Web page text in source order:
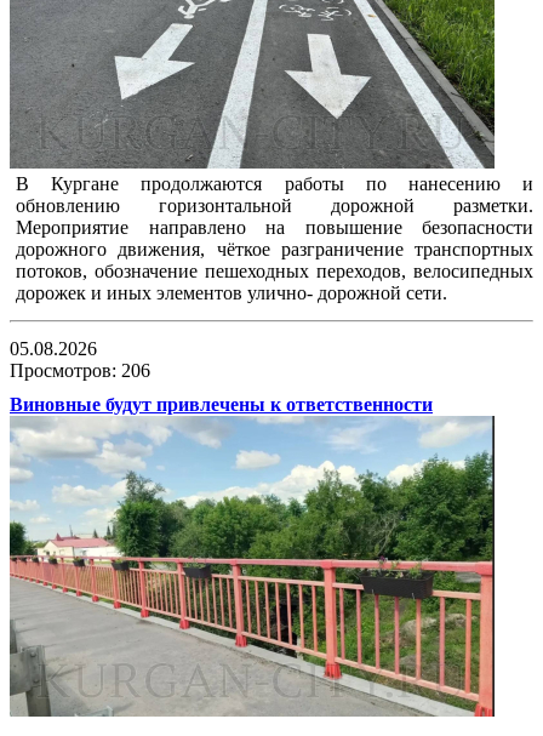
В Кургане продолжаются работы по нанесению и
обновлению горизонтальной дорожной разметки.
Мероприятие направлено на повышение безопасности
дорожного движения, чёткое разграничение транспортных
потоков, обозначение пешеходных переходов, велосипедных
дорожек и иных элементов улично- дорожной сети.
05.08.2026
Просмотров: 206
Виновные будут привлечены к ответственности